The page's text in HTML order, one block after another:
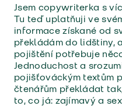
Jsem copywriterka s
Tu teď uplatňuji ve
informace získané od
překládám do lidštiny,
pojištění potřebuje
Jednoduchost a
pojišťováckým textům
čtenářům překládat
to, co já: zajímavý a